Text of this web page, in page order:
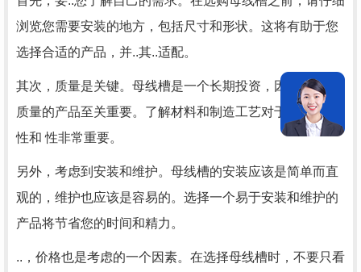
浏览您需要安装的地方，包括尺寸和形状。这将有助于您
选择合适的产品，并..其..适配。
其次，质量是关键。母线槽是一个长期投资，因此选择高
质量的产品至关重要。了解材料和制造工艺对于..产品耐用
性和 性非常重要。
另外，考虑到安装和维护。母线槽的安装应该是简单而直
观的，维护也应该是容易的。选择一个易于安装和维护的
产品将节省您的时间和精力。
..，价格也是考虑的一个因素。在选择母线槽时，不要只看